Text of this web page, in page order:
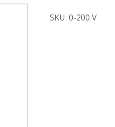
SKU: 0-200 V